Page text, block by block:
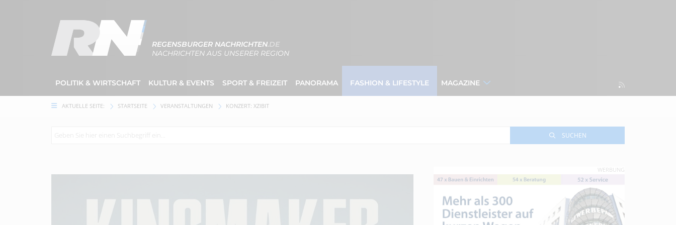
REGENSBURGER NACHRICHTEN.DE
NACHRICHTEN AUS UNSERER REGION
POLITIK & WIRTSCHAFT KULTUR & EVENTS SPORT & FREIZEIT PANORAMA FASHION & LIFESTYLE MAGAZINE
AKTUELLE SEITE: STARTSEITE VERANSTALTUNGEN KONZERT: XZIBIT
SUCHEN
WERBUNG